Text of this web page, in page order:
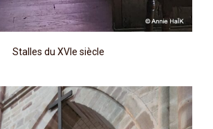
Stalles du XVIe siècle